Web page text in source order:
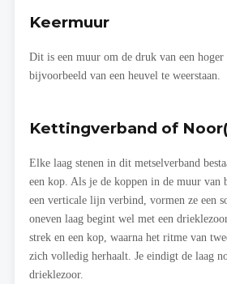
Keermuur
Dit is een muur om de druk van een hoger
bijvoorbeeld van een heuvel te weerstaan.
Kettingverband of
Elke laag stenen in dit metselverband
een kop. Als je de koppen in de muur van
een verticale lijn verbind, vormen ze een
oneven laag begint wel met een
strek en een kop, waarna het ritme van
zich volledig herhaalt. Je eindigt de laag
drieklezoor.